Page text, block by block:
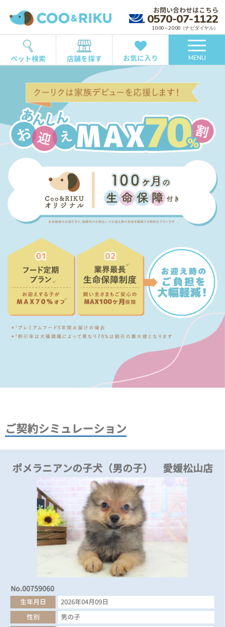
お問い合わせはこちら
0570-07-1122
10:00～20:00（ナビダイヤル）
ペット検索 店舗を探す お気に入り MENU
ご契約シミュレーション
ポメラニアンの子犬（男の子） 愛媛松山店
No.00759060
生年月日
2026年04月09日
性別
男の子